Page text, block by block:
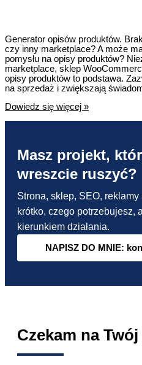
Generator opisów produktów.
czy inny marketplace? A może
pomysłu na opisy produktów?
marketplace, sklep
opisy produktów to podstawa.
na sprzedaż i zwiększają
Generator
internetowych
[Allegro,
WooCommerce,
PrestaShop,
WIX]
Dowiedz się więcej »
Masz projekt,
wreszcie ruszyć?
Strona, sklep, SEO,
krótko, czego potrzebujesz,
kierunkiem działania.
NAPISZ DO MNIE:
Czekam na